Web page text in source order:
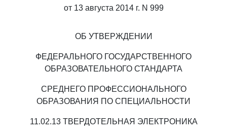
от 13 августа 2014 г. N 999
ОБ УТВЕРЖДЕНИИ
ФЕДЕРАЛЬНОГО ГОСУДАРСТВЕННОГО
ОБРАЗОВАТЕЛЬНОГО СТАНДАРТА
СРЕДНЕГО ПРОФЕССИОНАЛЬНОГО
ОБРАЗОВАНИЯ ПО СПЕЦИАЛЬНОСТИ
11.02.13 ТВЕРДОТЕЛЬНАЯ ЭЛЕКТРОНИКА